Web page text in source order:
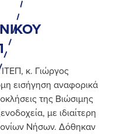
κ. Γιώργος
εισήγηση αναφορικά
της Βιώσιμης
με ιδιαίτερη
Νήσων. Δόθηκαν